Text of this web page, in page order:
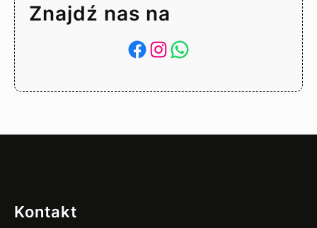
Znajdź nas na
Facebook Instagram WhatsApp
Kontakt